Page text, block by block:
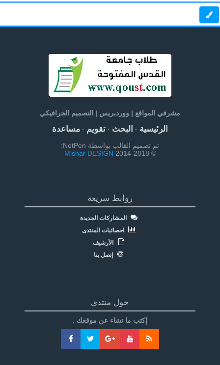
مشرفي المواقع | ووردبريس | التصميم الجرافيكي
الرئيسية· البحث· تقويم· مساعدة
تم تصميم القالب بواسطة NetPen:
© 2014-2018
Mishar DESIGN
روابط سريعة
المشاركات الجديدة
احصائيات المنتدى
الأرشيف
إتصل بنا
حول منتدى
إكتب ما تشاء عن موقغك .